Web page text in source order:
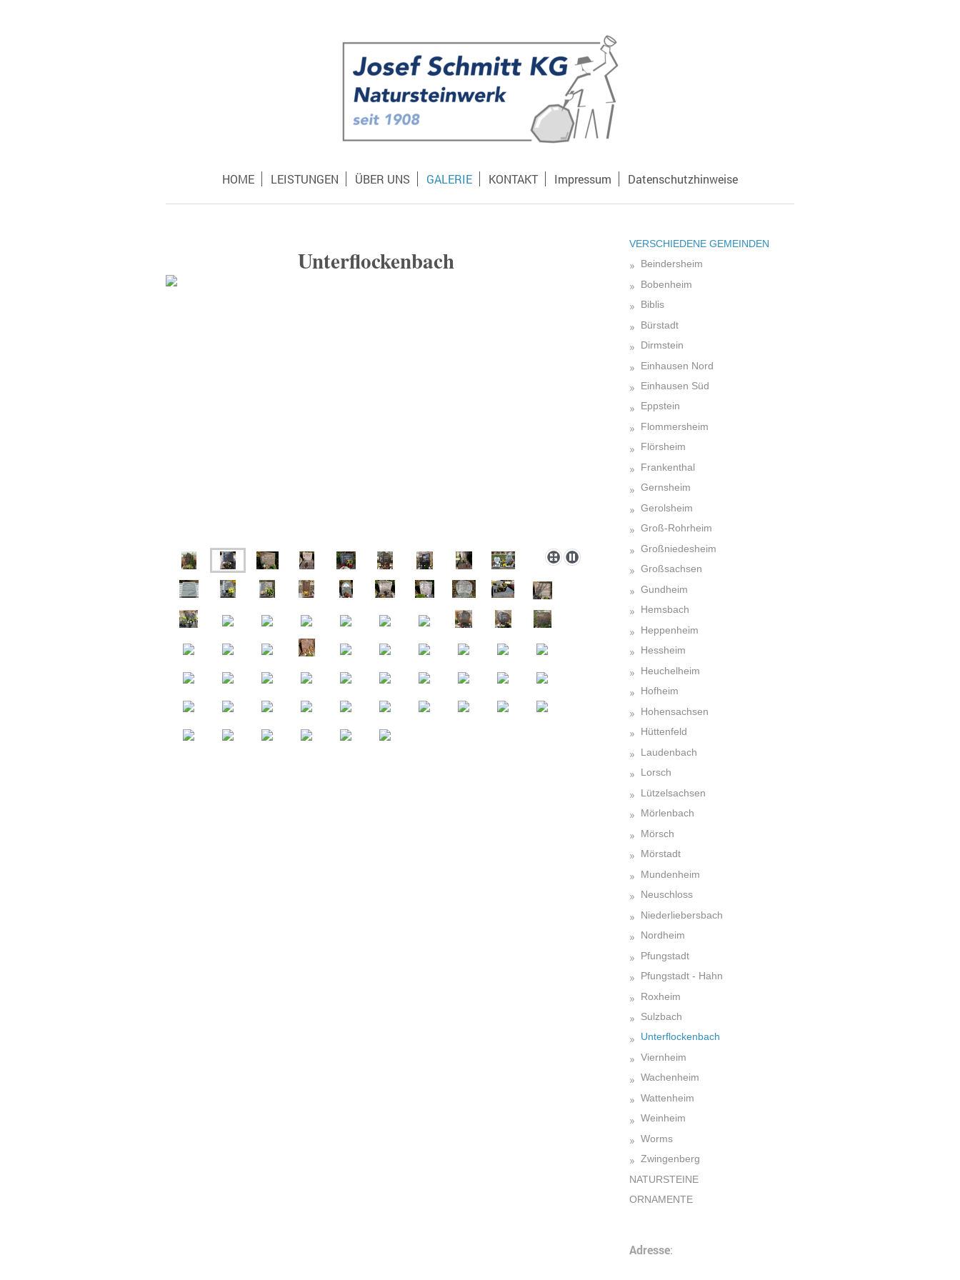
HOME LEISTUNGEN ÜBER UNS GALERIE KONTAKT Impressum Datenschutzhinweise
Unterflockenbach
VERSCHIEDENE GEMEINDEN
Beindersheim
Bobenheim
Biblis
Bürstadt
Dirmstein
Einhausen Nord
Einhausen Süd
Eppstein
Flommersheim
Flörsheim
Frankenthal
Gernsheim
Gerolsheim
Groß-Rohrheim
Großniedesheim
Großsachsen
Gundheim
Hemsbach
Heppenheim
Hessheim
Heuchelheim
Hofheim
Hohensachsen
Hüttenfeld
Laudenbach
Lorsch
Lützelsachsen
Mörlenbach
Mörsch
Mörstadt
Mundenheim
Neuschloss
Niederliebersbach
Nordheim
Pfungstadt
Pfungstadt - Hahn
Roxheim
Sulzbach
Unterflockenbach
Viernheim
Wachenheim
Wattenheim
Weinheim
Worms
Zwingenberg
NATURSTEINE
ORNAMENTE
Adresse: